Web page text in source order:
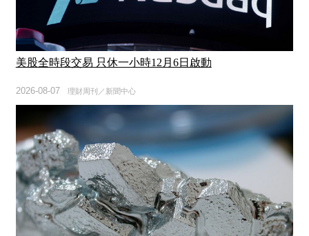
美股全時段交易 只休一小時12月6日啟動
理財周刊／新聞中心
2026-08-07